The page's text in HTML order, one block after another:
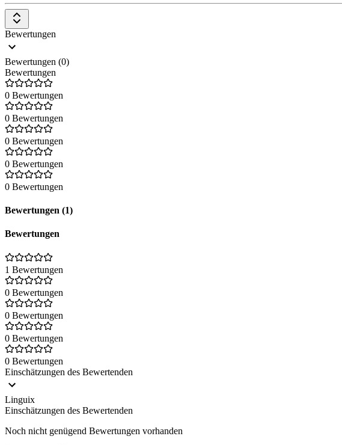
Bewertungen
Bewertungen (0)
Bewertungen
0 Bewertungen
0 Bewertungen
0 Bewertungen
0 Bewertungen
0 Bewertungen
Bewertungen (1)
Bewertungen
1 Bewertungen
0 Bewertungen
0 Bewertungen
0 Bewertungen
0 Bewertungen
Einschätzungen des Bewertenden
Linguix
Einschätzungen des Bewertenden
Noch nicht genügend Bewertungen vorhanden